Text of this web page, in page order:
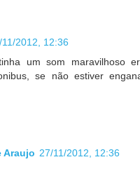
2012, 12:36
um som maravilhoso
se não estiver
Araujo 27/11/2012, 12:36